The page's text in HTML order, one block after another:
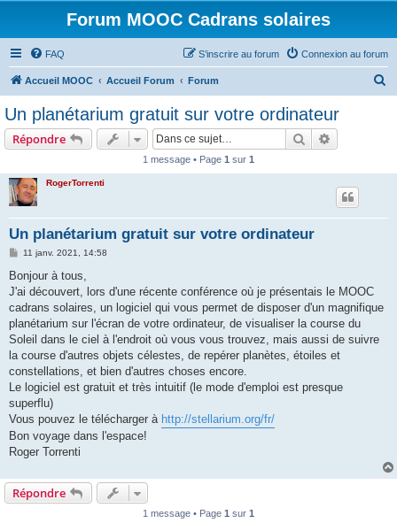
Forum MOOC Cadrans solaires
FAQ Connexion au forum
S’inscrire au forum
Accueil MOOC Accueil Forum Forum
Un planétarium gratuit sur votre ordinateur
Répondre Rechercher
1 message • Page 1 sur 1
RogerTorrenti
Un planétarium gratuit sur votre ordinateur
M
s
a
g
11 janv. 2021, 14:58
Bonjour à tous,
J'ai découvert, lors d'une récente conférence où je présentais le MOOC
cadrans solaires, un logiciel qui vous permet de disposer d'un magnifique
planétarium sur l'écran de votre ordinateur, de visualiser la course du
Soleil dans le ciel à l'endroit où vous vous trouvez, mais aussi de suivre
la course d'autres objets célestes, de repérer planètes, étoiles et
constellations, et bien d'autres choses encore.
Le logiciel est gratuit et très intuitif (le mode d'emploi est presque
superflu)
Vous pouvez le télécharger à http://stellarium.org/fr/
Bon voyage dans l'espace!
Roger Torrenti
Répondre
1 message • Page 1 sur 1